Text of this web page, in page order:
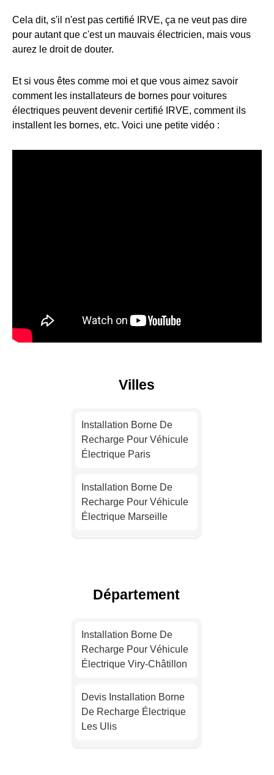
Cela dit, s'il n'est pas certifié IRVE, ça ne veut pas dire
pour autant que c'est un mauvais électricien, mais vous
aurez le droit de douter.
Et si vous êtes comme moi et que vous aimez savoir
comment les installateurs de bornes pour voitures
électriques peuvent devenir certifié IRVE, comment ils
installent les bornes, etc. Voici une petite vidéo :
Villes
Installation Borne De
Recharge Pour Véhicule
Électrique Paris
Installation Borne De
Recharge Pour Véhicule
Électrique Marseille
Toulouse
Nice
Département
Installation Borne De
Recharge Pour Véhicule
Électrique Viry-Châtillon
Devis Installation Borne
De Recharge Électrique
Les Ulis